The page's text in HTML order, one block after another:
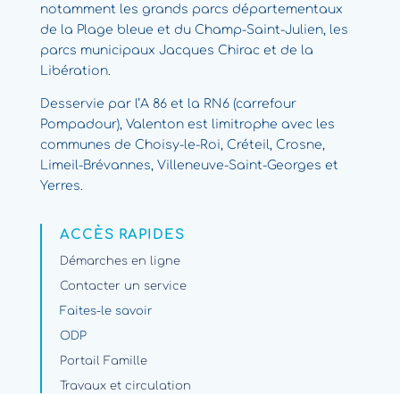
notamment les grands parcs départementaux
de la Plage bleue et du Champ-Saint-Julien, les
parcs municipaux Jacques Chirac et de la
Libération.
Desservie par l’A 86 et la RN6 (carrefour
Pompadour), Valenton est limitrophe avec les
communes de Choisy-le-Roi, Créteil, Crosne,
Limeil-Brévannes, Villeneuve-Saint-Georges et
Yerres.
ACCÈS RAPIDES
Démarches en ligne
Contacter un service
Faites-le savoir
ODP
Portail Famille
Travaux et circulation